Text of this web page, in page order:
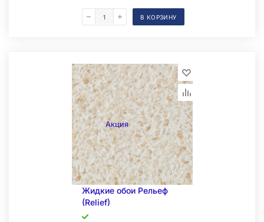
Складская позиция
В КОРЗИНУ
Акция
Жидкие обои Рельеф
(Relief)